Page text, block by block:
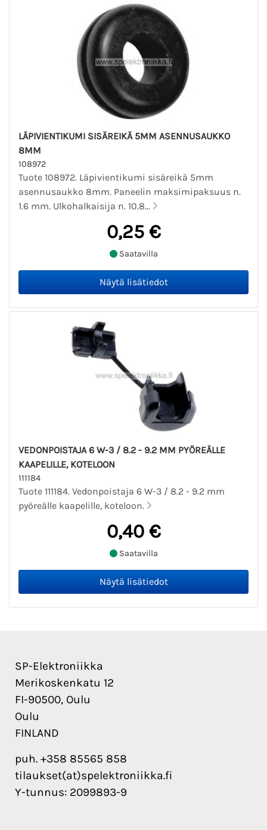
LÄPIVIENTIKUMI SISÄREIKÄ 5MM ASENNUSAUKKO
8MM
108972
Tuote 108972. Läpivientikumi sisäreikä 5mm
asennusaukko 8mm. Paneelin maksimipaksuus n.
1.6 mm. Ulkohalkaisija n. 10.8...
0,25 €
Saatavilla
VEDONPOISTAJA 6 W-3 / 8.2 - 9.2 MM PYÖREÄLLE
KAAPELILLE, KOTELOON
111184
Tuote 111184. Vedonpoistaja 6 W-3 / 8.2 - 9.2 mm
pyöreälle kaapelille, koteloon.
0,40 €
Saatavilla
SP-Elektroniikka
Merikoskenkatu 12
FI-90500, Oulu
Oulu
FINLAND
puh. +358 85565 858
tilaukset(at)spelektroniikka.fi
Y-tunnus: 2099893-9